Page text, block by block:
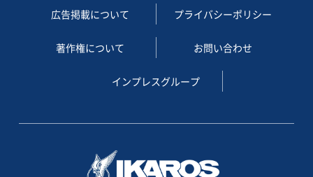
広告掲載について プライバシーポリシー
著作権について お問い合わせ
インプレスグループ